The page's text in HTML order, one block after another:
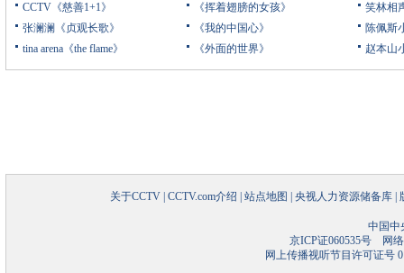
CCTV《慈善1+1》
张澜澜《贞观长歌》
tina arena《the flame》
《挥着翅膀的女孩》
《我的中国心》
《外面的世界》
笑林相
陈佩斯
赵本山
关于CCTV CCTV.com介绍 站点地图 央视人力资源储备库
中国中
京ICP证060535号网络
网上传播视听节目许可证号